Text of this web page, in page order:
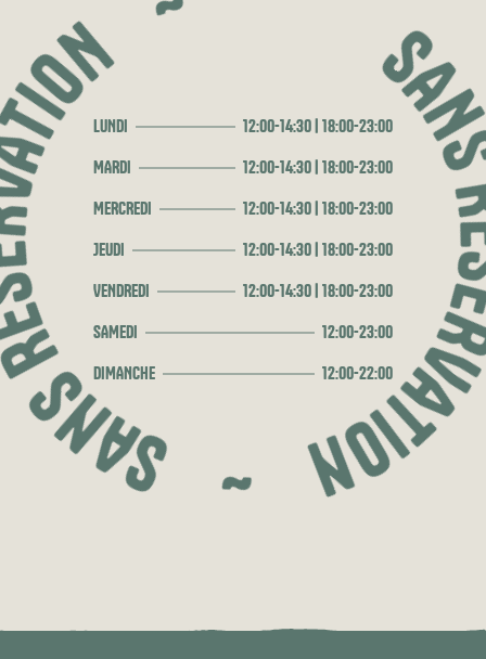
~ SANS
LUNDI 12:00-14:30 | 18:00-23:00
MARDI 12:00-14:30 | 18:00-23:00
MERCREDI 12:00-14:30 | 18:00-23:00
JEUDI 12:00-14:30 | 18:00-23:00
VENDREDI 12:00-14:30 | 18:00-23:00
SAMEDI 12:00-23:00
DIMANCHE 12:00-22:00